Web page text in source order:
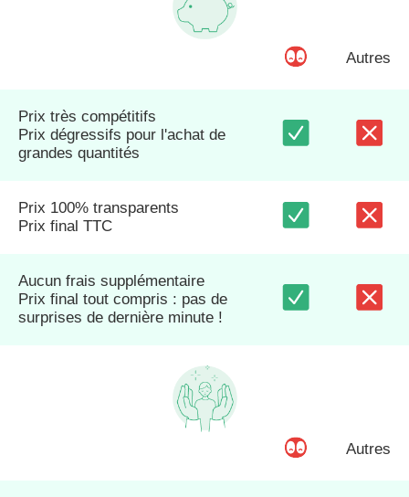
Autres
Prix très compétitifs
Prix dégressifs pour l'achat de
grandes quantités
Prix 100% transparents
Prix final TTC
Aucun frais supplémentaire
Prix final tout compris : pas de
surprises de dernière minute !
Autres